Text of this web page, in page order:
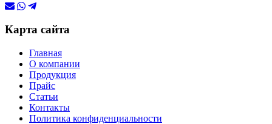
Карта сайта
Главная
О компании
Продукция
Прайс
Статьи
Контакты
Политика конфиденциальности